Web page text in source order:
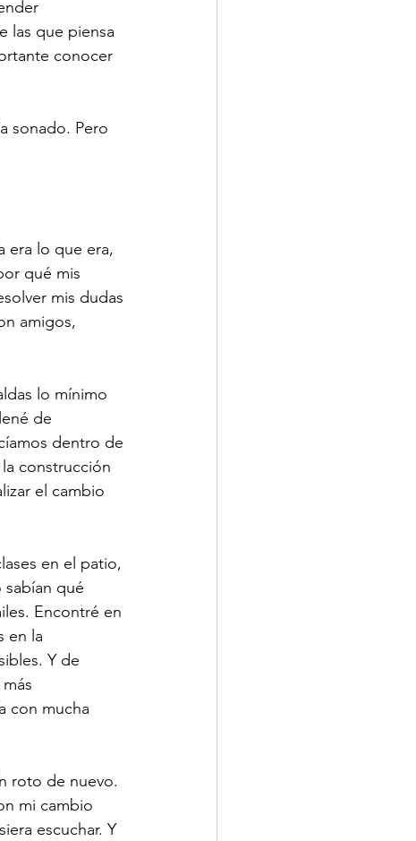
las que piensa
conocer
sonado. Pero
era lo que era,
qué mis
mis dudas
amigos,
lo mínimo
de
dentro de
construcción
el cambio
en el patio,
qué
Encontré en
en la
Y de
con mucha
roto de nuevo.
mi cambio
escuchar. Y